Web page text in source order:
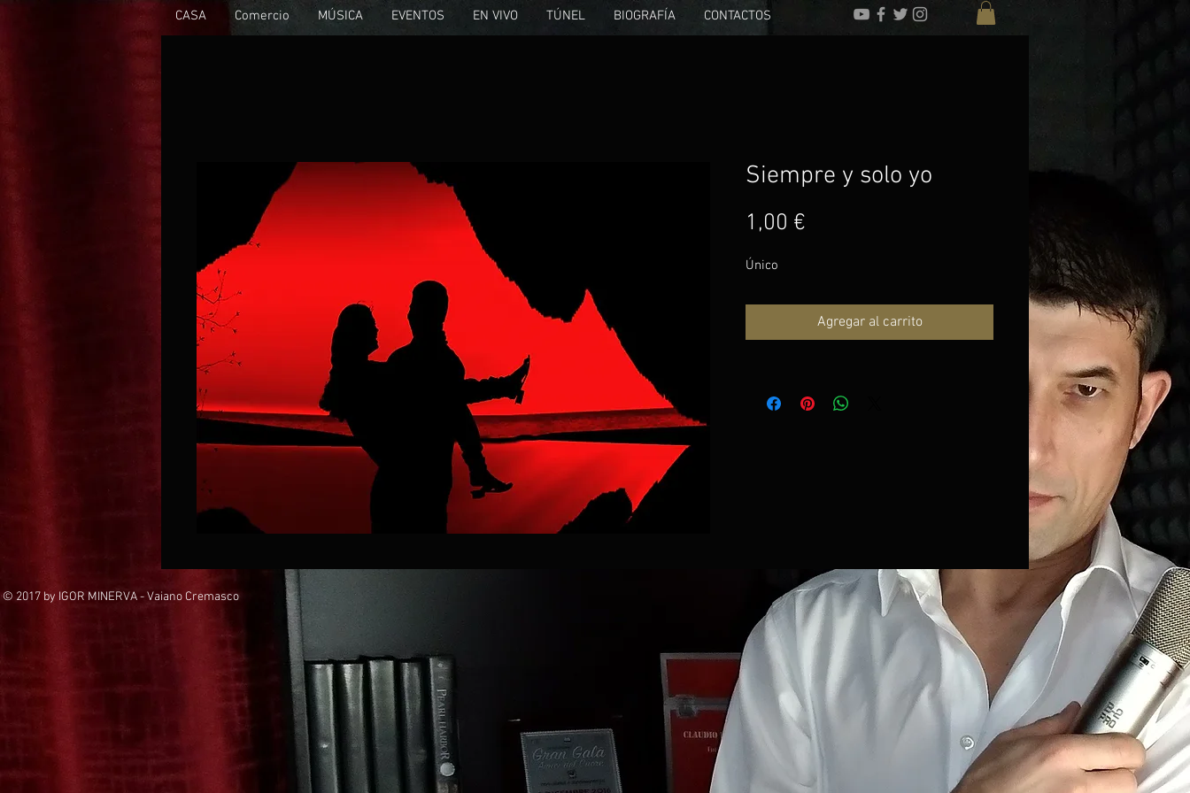
CASA Comercio MÚSICA EVENTOS EN VIVO TÚNEL BIOGRAFÍA CONTACTOS
Siempre y solo yo
1,00 €
Único
Agregar al carrito
© 2017 by IGOR MINERVA - Vaiano Cremasco